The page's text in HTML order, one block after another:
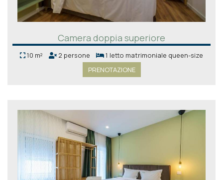
Camera doppia superiore
10 m² 2 persone
1 letto matrimoniale queen-size
PRENOTAZIONE